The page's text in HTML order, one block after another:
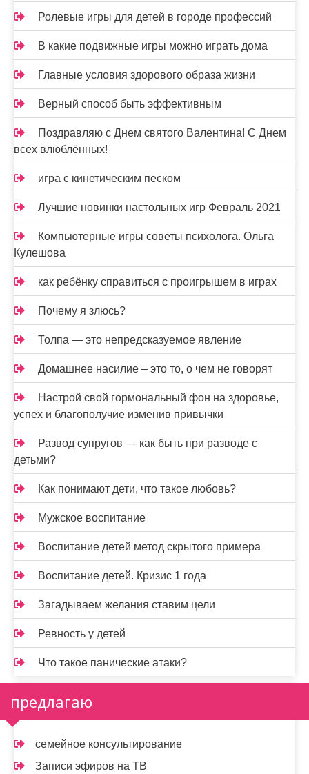
Ролевые игры для детей в городе профессий
В какие подвижные игры можно играть дома
Главные условия здорового образа жизни
Верный способ быть эффективным
Поздравляю с Днем святого Валентина! С Днем
всех влюблённых!
игра с кинетическим песком
Лучшие новинки настольных игр Февраль 2021
Компьютерные игры советы психолога. Ольга
Кулешова
как ребёнку справиться с проигрышем в играх
Почему я злюсь?
Толпа — это непредсказуемое явление
Домашнее насилие – это то, о чем не говорят
Настрой свой гормональный фон на здоровье,
успех и благополучие изменив привычки
Развод супругов — как быть при разводе с
детьми?
Как понимают дети, что такое любовь?
Мужское воспитание
Воспитание детей метод скрытого примера
Воспитание детей. Кризис 1 года
Загадываем желания ставим цели
Ревность у детей
Что такое панические атаки?
предлагаю
семейное консультирование
Записи эфиров на ТВ